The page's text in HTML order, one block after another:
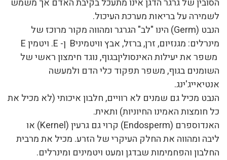
הסובין של גרגר הדגן אינו מתעכל בקיבת האדם אך משמש
לשמירה על בריאות מערכת העיכול.
הנבט (Germ) הינו "לב" הגרגר ומהווה מקור מרוכז של
מינרלים: מגנזיום, זרן, ברזל, אבץ וויטמיניB ן- E. ויטמין E
משפר את יעילות האינסוליןבגוף, נוגד חימצון ראשי של
השומנים בגוף, משפר תפקוד כלי הדם ולמעשה
אנטיאייג'ינג.
הנבט מכיל גם שמנים לא רוויים, חלבון איכותי (לא מכיל את
כל חומצות האמינו החיוניות) ותאית.
האנדוספרם (Endosperm) קרוי גם גרעין (Kernel) או
ליבה ומהווה את החלק העיקרי של הזרע. מכיל את מרבית
החלבון והפחמימות שבדגן ומעט ויטמינים ומינרלים.